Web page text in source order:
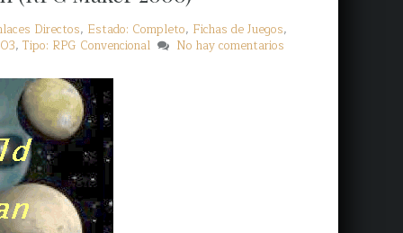
Directos, Estado: Completo, Fichas de Juegos,
, Tipo: RPG Convencional No hay comentarios